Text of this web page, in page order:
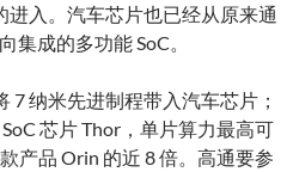
进入。汽车芯片也已经从原来通
集成的多功能 SoC。
7 纳米先进制程带入汽车芯片；
芯片 Thor，单片算力最高可
产品 Orin 的近 8 倍。高通要参